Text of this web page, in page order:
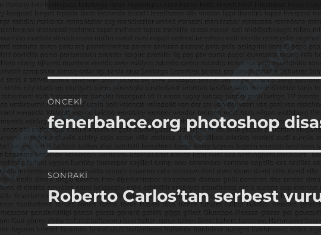
Yazı
gezinmesi
ÖNCEKI
Önceki
yazı:
fenerbahce.org photoshop
SONRAKI
Sonraki
yazı:
Roberto Carlos’tan serbest